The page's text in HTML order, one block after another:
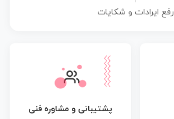
رفع ایرادات و شکایات
پشتیبانی و مشاوره فنی